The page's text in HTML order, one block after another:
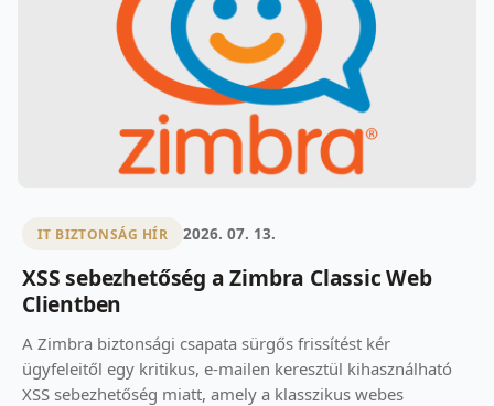
IT BIZTONSÁG HÍR 2026. 07. 13.
XSS sebezhetőség a Zimbra Classic Web
Clientben
A Zimbra biztonsági csapata sürgős frissítést kér
ügyfeleitől egy kritikus, e-mailen keresztül kihasználható
XSS sebezhetőség miatt, amely a klasszikus webes